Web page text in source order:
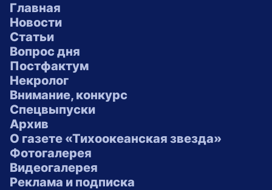
Главная
Новости
Статьи
Вопрос дня
Постфактум
Некролог
Внимание, конкурс
Спецвыпуски
Архив
О газете «Тихоокеанская звезда»
Фотогалерея
Видеогалерея
Реклама и подписка